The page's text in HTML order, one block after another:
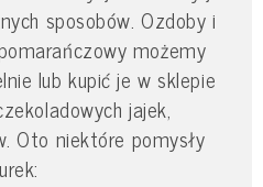
sposobów. Ozdoby i
możemy
lub kupić je w sklepie
jajek,
Oto niektóre pomysły